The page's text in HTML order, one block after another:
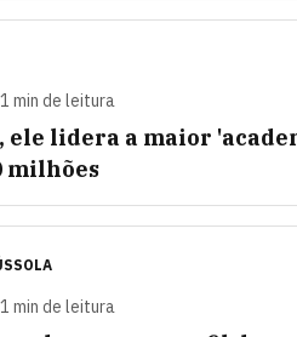
min de leitura
ele lidera a maior
milhões
min de leitura